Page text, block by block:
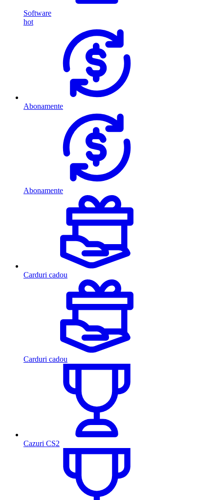
Software
hot
Abonamente
Abonamente
Carduri cadou
Carduri cadou
Cazuri CS2